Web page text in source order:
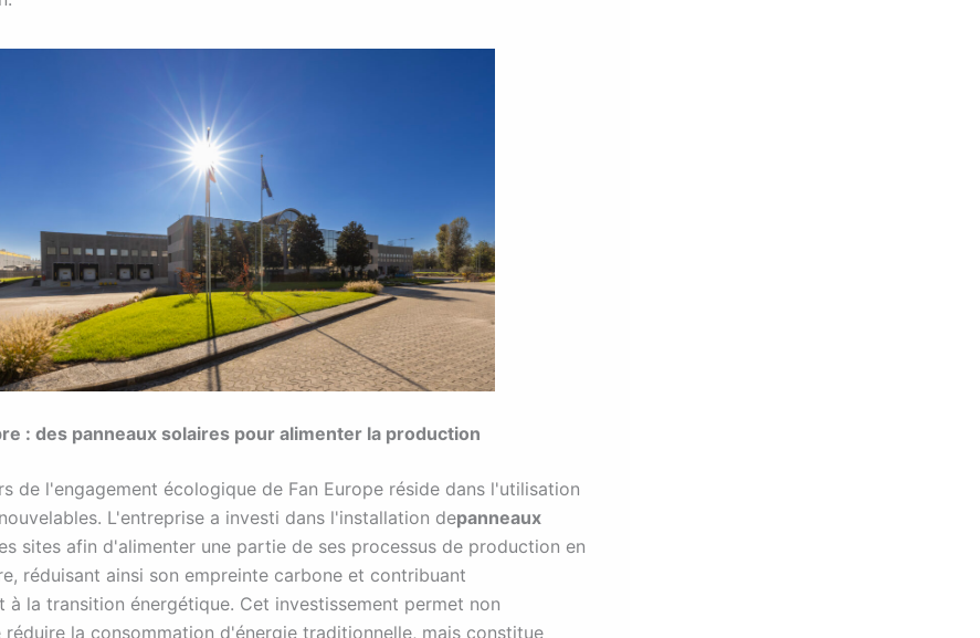
: des panneaux solaires pour alimenter la production
de l'engagement écologique de Fan Europe réside dans l'utilisation
L'entreprise a investi dans l'installation depanneaux
sites afin d'alimenter une partie de ses processus de production en
réduisant ainsi son empreinte carbone et contribuant
à la transition énergétique. Cet investissement permet non
réduire la consommation d'énergie traditionnelle, mais constitue